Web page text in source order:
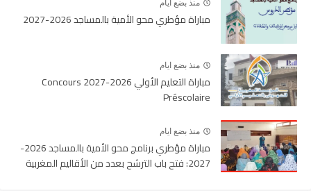
منذ بضع ايام
مباراة مؤطري محو الأمية بالمساجد 2026-2027
منذ بضع ايام
مباراة التعليم الأولي 2026-2027 Concours
Préscolaire
منذ بضع ايام
مباراة مؤطري برنامج محو الأمية بالمساجد 2026-
2027: فتح باب الترشح بعدد من الأقاليم المغربية